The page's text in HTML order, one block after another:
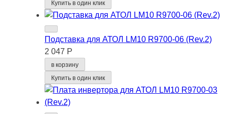
Купить в один клик
Подставка для АТОЛ LM10 R9700-06 (Rev.2)
2 047 Р
в корзину
Купить в один клик